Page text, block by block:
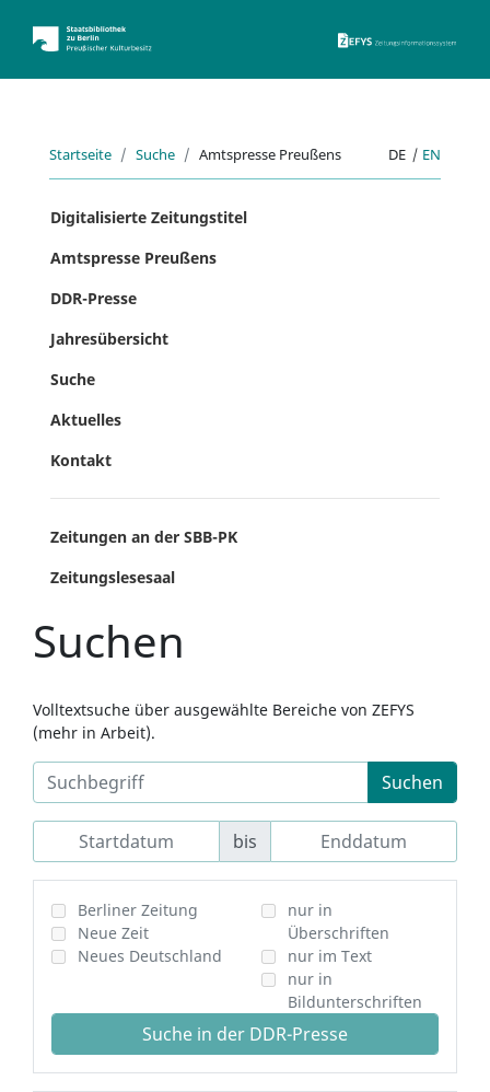
Startseite Suche Amtspresse Preußens DE | EN
Digitalisierte Zeitungstitel
Amtspresse Preußens
DDR-Presse
Jahresübersicht
Suche
Aktuelles
Kontakt
Zeitungen an der SBB-PK
Zeitungslesesaal
Suchen
Volltextsuche über ausgewählte Bereiche von ZEFYS
(mehr in Arbeit).
Suchen
bis
Berliner Zeitung
Neue Zeit
Neues Deutschland
nur in
Überschriften
nur im Text
nur in
Bildunterschriften
Suche in der DDR-Presse